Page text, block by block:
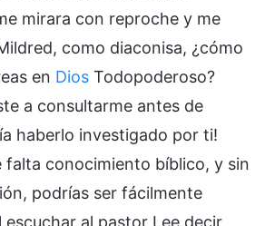
mirara con reproche y me
como diaconisa, ¿cómo
en Dios Todopoderoso?
a consultarme antes de
haberlo investigado por ti!
falta conocimiento bíblico, y sin
podrías ser fácilmente
escuchar al pastor Lee decir